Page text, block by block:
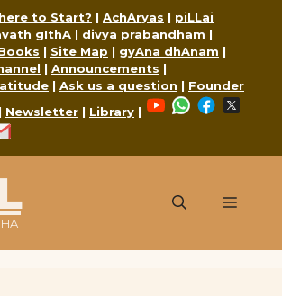
to Start? | AchAryas | piLLai
gIthA | divya prabandham |
| Site Map | gyAna dhAnam |
| Announcements |
| Ask us a question | Founder
| Newsletter | Library |
YouTubeWhatsApp
Facebook
Menu